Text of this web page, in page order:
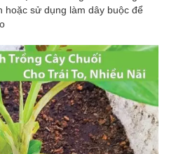
hoặc sử dụng làm dây buộc để